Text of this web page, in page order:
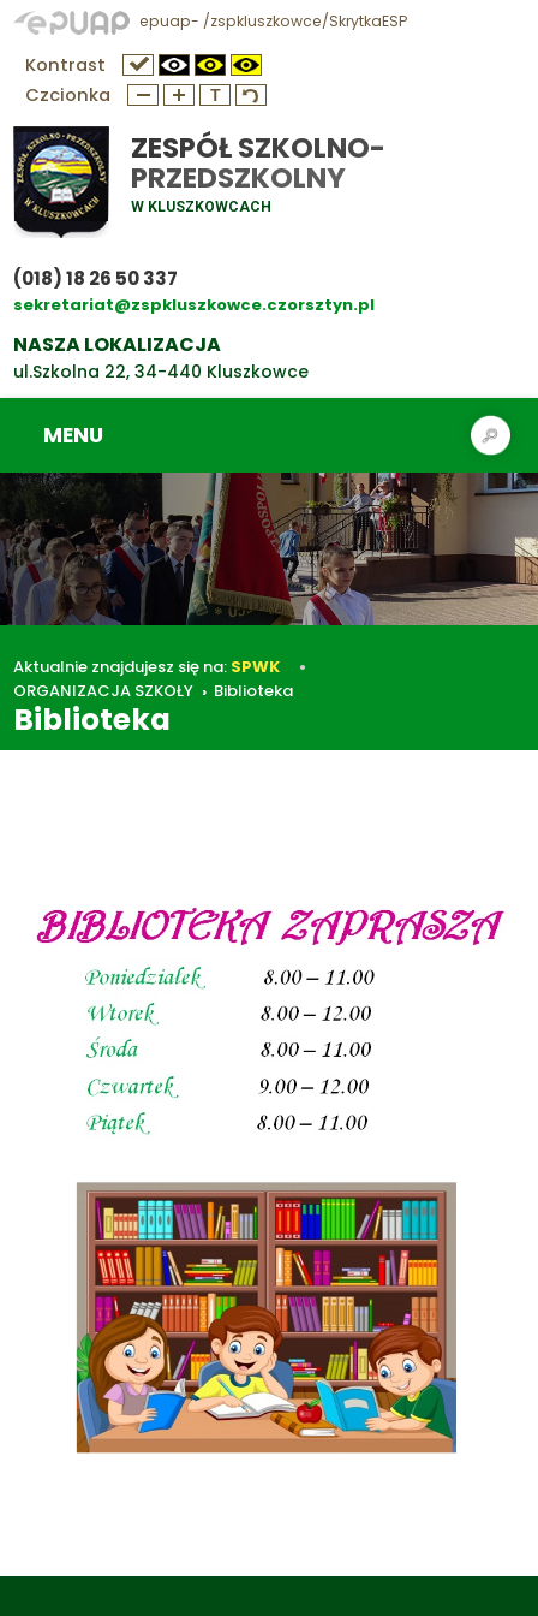
epuap- /zspkluszkowce/SkrytkaESP
Kontrast
Czcionka
ZESPÓŁ SZKOLNO-
PRZEDSZKOLNY
W KLUSZKOWCACH
(018) 18 26 50 337
sekretariat@zspkluszkowce.czorsztyn.pl
NASZA LOKALIZACJA
ul.Szkolna 22, 34-440 Kluszkowce
Aktualnie znajdujesz się na: SPWK
ORGANIZACJA SZKOŁY
Biblioteka
Biblioteka
MENU